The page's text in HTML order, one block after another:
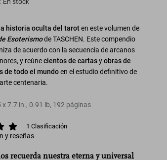
la historia oculta del taroten este volumen de
Esoterismode TASCHEN. Este compendio
de acuerdo con la secuencia de arcanos
y reúnecientos de cartasyobras de
de todo el mundoen el estudio definitivo de
centenaria.
x7.7 in., 0.91 lb, 192 páginas
1 Clasificación
y reseñas
recuerda nuestra eterna y universal